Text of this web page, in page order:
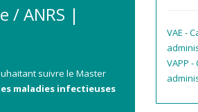
/ ANRS |
suivre le Master
maladies infectieuses
VAE -
VAPP